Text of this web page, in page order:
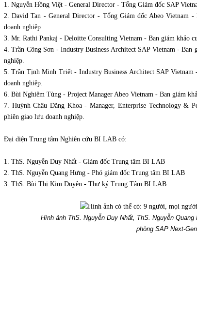
1. Nguyễn Hồng Việt - General Director - Tổng Giám đốc SAP
2. David Tan - General Director - Tổng Giám đốc Abeo Vietnam
doanh nghiệp.
3. Mr. Rathi Pankaj - Deloitte Consulting Vietnam - Ban giám khảo
4. Trần Công Sơn - Industry Business Architect SAP Vietnam -
nghiệp.
5. Trần Tịnh Minh Triết - Industry Business Architect SAP
doanh nghiệp.
6. Bùi Nghiêm Tùng - Project Manager Abeo Vietnam - Ban giám
7. Huỳnh Châu Đăng Khoa - Manager, Enterprise Technology &
phiên giao lưu doanh nghiệp.
Đại diện Trung tâm Nghiên cứu BI LAB có:
1. ThS. Nguyễn Duy Nhất - Giám đốc Trung tâm BI LAB
2. ThS. Nguyễn Quang Hưng - Phó giám đốc Trung tâm BI LAB
3. ThS. Bùi Thị Kim Duyên - Thư ký Trung Tâm BI LAB
Hình ảnh ThS. Nguyễn Duy Nhất, ThS. Nguyễn
phòng SAP Next-